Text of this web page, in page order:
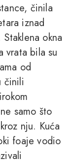
činila
iznad
okna
vrata bila su
od
činili
samo što
nju. Kuća
foaje vodio